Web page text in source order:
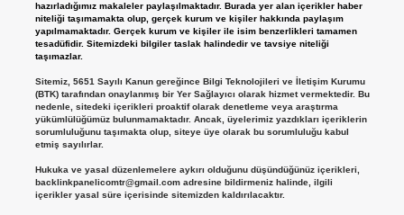
hazırladığımız makaleler paylaşılmaktadır. Burada yer alan içerikler haber
niteliği taşımamakta olup, gerçek kurum ve kişiler hakkında paylaşım
yapılmamaktadır. Gerçek kurum ve kişiler ile isim benzerlikleri tamamen
tesadüfidir. Sitemizdeki bilgiler taslak halindedir ve tavsiye niteliği
taşımazlar.
Sitemiz, 5651 Sayılı Kanun gereğince Bilgi Teknolojileri ve İletişim Kurumu
(BTK) tarafından onaylanmış bir Yer Sağlayıcı olarak hizmet vermektedir. Bu
nedenle, sitedeki içerikleri proaktif olarak denetleme veya araştırma
yükümlülüğümüz bulunmamaktadır. Ancak, üyelerimiz yazdıkları içeriklerin
sorumluluğunu taşımakta olup, siteye üye olarak bu sorumluluğu kabul
etmiş sayılırlar.
Hukuka ve yasal düzenlemelere aykırı olduğunu düşündüğünüz içerikleri,
backlinkpanelicomtr@gmail.comadresine bildirmeniz halinde, ilgili
içerikler yasal süre içerisinde sitemizden kaldırılacaktır.